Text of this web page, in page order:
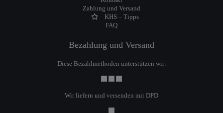
Zahlung und Versand
KHS – Tipps
FAQ
Bezahlung und Versand
Diese Bezahlmethoden unterstützen wir:
Wir liefern und versenden mit DPD